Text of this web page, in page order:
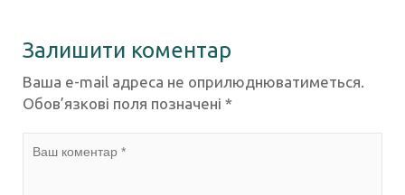
Залишити коментар
Ваша e-mail адреса не оприлюднюватиметься.
Обов’язкові поля позначені *